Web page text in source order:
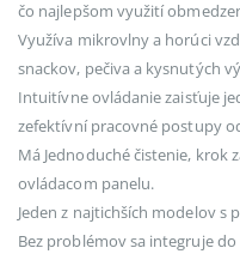
čo najlepšom využití
Využíva mikrovlny a horúci
snackov, pečiva a kysnutých
Intuitívne ovládanie zaisťuje
zefektívní pracovné postupy
Má Jednoduché čistenie, krok
ovládacom panelu.
Jeden z najtichších modelov s
Bez problémov sa integruje